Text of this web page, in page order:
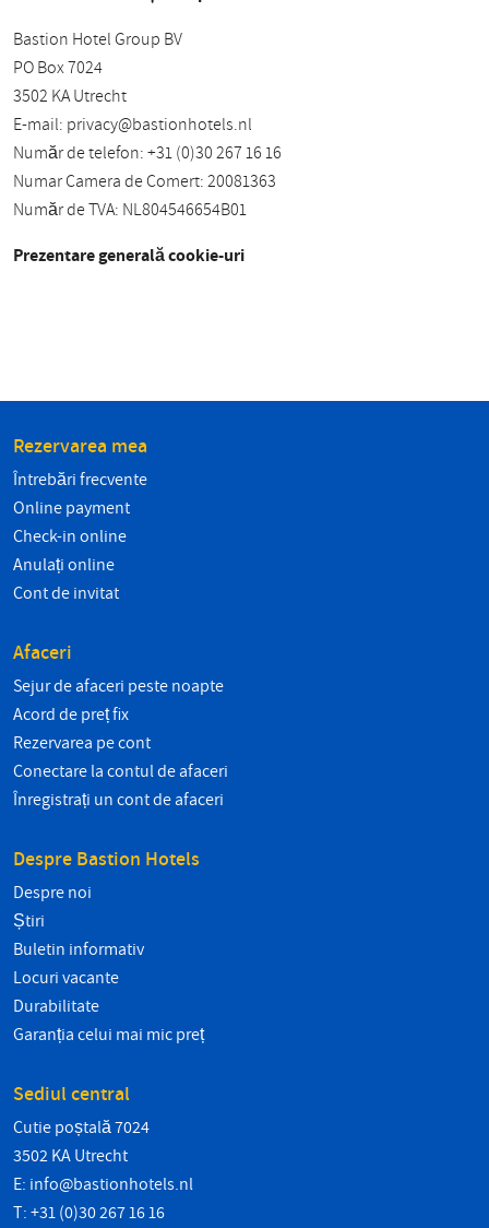
Bastion Hotel Group BV
PO Box 7024
3502 KA Utrecht
E-mail: privacy@bastionhotels.nl
Număr de telefon: +31 (0)30 267 16 16
Numar Camera de Comert: 20081363
Număr de TVA: NL804546654B01
Prezentare generală cookie-uri
Rezervarea mea
Întrebări frecvente
Online payment
Check-in online
Anulați online
Cont de invitat
Afaceri
Sejur de afaceri peste noapte
Acord de preț fix
Rezervarea pe cont
Conectare la contul de afaceri
Înregistrați un cont de afaceri
Despre Bastion Hotels
Despre noi
Știri
Buletin informativ
Locuri vacante
Durabilitate
Garanția celui mai mic preț
Sediul central
Cutie poștală 7024
3502 KA Utrecht
E: info@bastionhotels.nl
T: +31 (0)30 267 16 16